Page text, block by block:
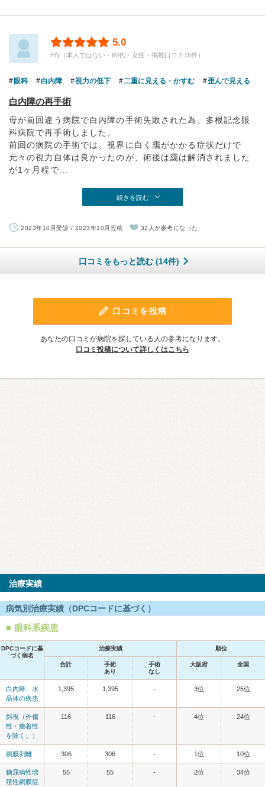
5.0
HN（本人ではない・60代・女性・掲載口コミ15件）
眼科 白内障 視力の低下 二重に見える・かすむ 歪んで見える
白内障の再手術
母が前回違う病院で白内障の手術失敗された為、多根記念眼
科病院で再手術しました。
前回の病院の手術では、視界に白く靄がかかる症状だけで
元々の視力自体は良かったのが、術後は靄は解消されました
が1ヶ月程で...
続きを読む
2023年10月受診 / 2023年10月投稿 32人が参考になった
口コミをもっと読む (14件)
口コミを投稿
あなたの口コミが病院を探している人の参考になります。
口コミ投稿について詳しくはこちら
治療実績
病気別治療実績（DPCコードに基づく）
眼科系疾患
DPCコードに基
づく病名
治療実績 順位
合計
手術
あり
手術
なし
大阪府 全国
白内障、水
晶体の疾患
1,395 1,395 - 3位 25位
斜視（外傷
性・癒着性
を除く。）
116 116 - 4位 24位
網膜剥離 306 306 - 1位 10位
糖尿病性増
殖性網膜症
55 55 - 2位 34位